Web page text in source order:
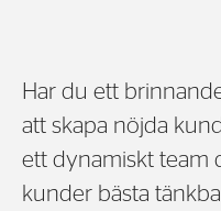
Har du ett
att skapa nöjda
ett dynamiskt team
kunder bästa